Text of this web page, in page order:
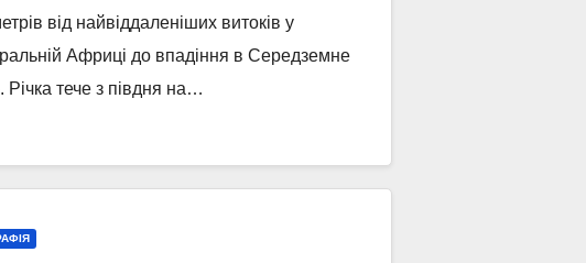
від найвіддаленіших витоків у
Африці до впадіння в Середземне
Річка тече з півдня на…